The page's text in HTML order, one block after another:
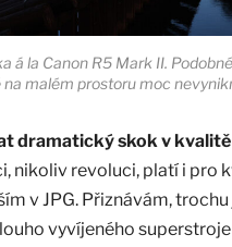
á la Canon R5 Mark II.
malém prostoru moc
dramatický skok v
nikoliv revoluci, platí i pro
v JPG. Přiznávám, trochu
vyvíjeného